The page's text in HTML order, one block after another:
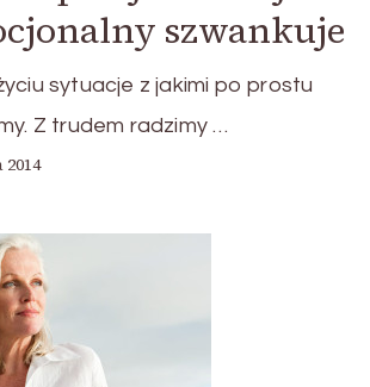
szwankuje
sytuacje z jakimi po prostu
Z trudem radzimy …